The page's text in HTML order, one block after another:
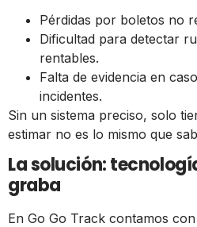
Pérdidas por boletos no
Dificultad para detectar
rentables.
Falta de evidencia en
incidentes.
Sin un sistema preciso, solo
estimar no es lo mismo que
La solución:
graba
En Go Go Track contamos